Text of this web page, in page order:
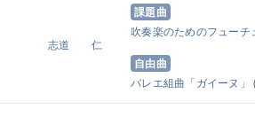
志道 仁
課題曲
吹奏楽のためのフューチ
自由曲
バレエ組曲「ガイーヌ」